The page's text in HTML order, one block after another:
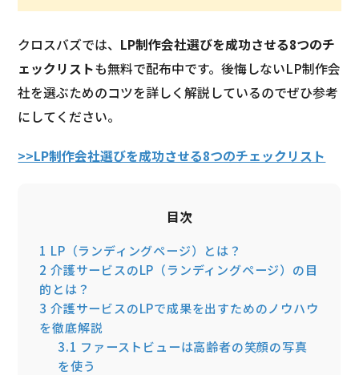
クロスバズでは、 LP制作会社選びを成功させる8つのチ
ェックリストも無料で配布中です。後悔しないLP制作会
社を選ぶためのコツを詳しく解説しているのでぜひ参考
にしてください。
>>LP制作会社選びを成功させる8つのチェックリスト
目次
1 LP（ランディングページ）とは？
2 介護サービスのLP（ランディングページ）の目
的とは？
3 介護サービスのLPで成果を出すためのノウハウ
を徹底解説
3.1 ファーストビューは高齢者の笑顔の写真
を使う